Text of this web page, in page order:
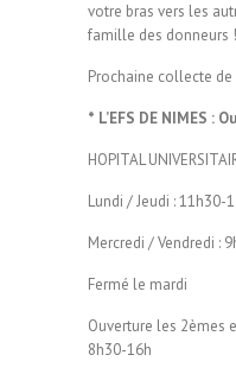
votre bras vers les
famille des donneurs !
Prochaine collecte de
* L’EFS DE NIMES :
HOPITAL
Lundi / Jeudi : 11h30-
Mercredi / Vendredi :
Fermé le mardi
Ouverture les 2èmes
8h30-16h